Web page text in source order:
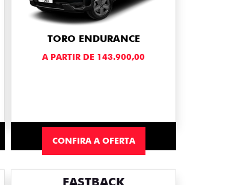
TORO ENDURANCE
A PARTIR DE 143.900,00
CONFIRA A OFERTA
FASTBACK